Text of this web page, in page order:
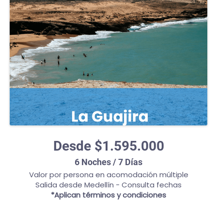
Desde $1.595.000
6 Noches / 7 Días
Valor por persona en acomodación múltiple
Salida desde Medellín - Consulta fechas
*Aplican términos y condiciones